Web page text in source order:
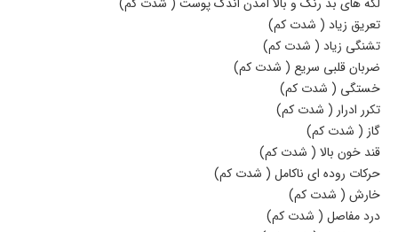
تعریق زیاد ( شدت کم)
تشنگی زیاد ( شدت کم)
ضربان قلبی سریع ( شدت کم)
خستگی ( شدت کم)
تکرر ادرار ( شدت کم)
گاز ( شدت کم)
قند خون بالا ( شدت کم)
حرکات روده ای ناکامل ( شدت کم)
خارش ( شدت کم)
درد مفاصل ( شدت کم)